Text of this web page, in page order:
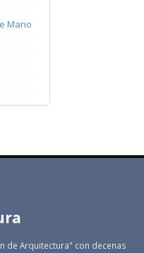
Mano
de Arquitectura" con decenas